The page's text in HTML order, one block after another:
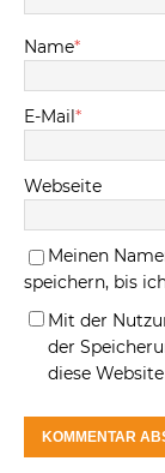
Name*
E-Mail*
Webseite
Meinen
speichern, bis
Mit der
der
diese